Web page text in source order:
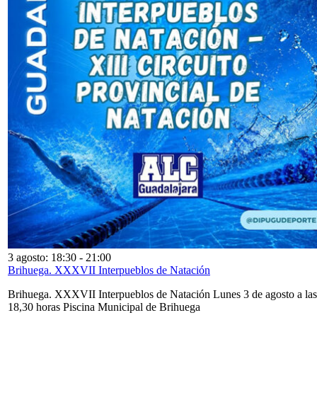
3 agosto: 18:30 - 21:00
Brihuega. XXXVII Interpueblos de Natación
Brihuega. XXXVII Interpueblos de Natación Lunes 3 de agosto a las
18,30 horas Piscina Municipal de Brihuega